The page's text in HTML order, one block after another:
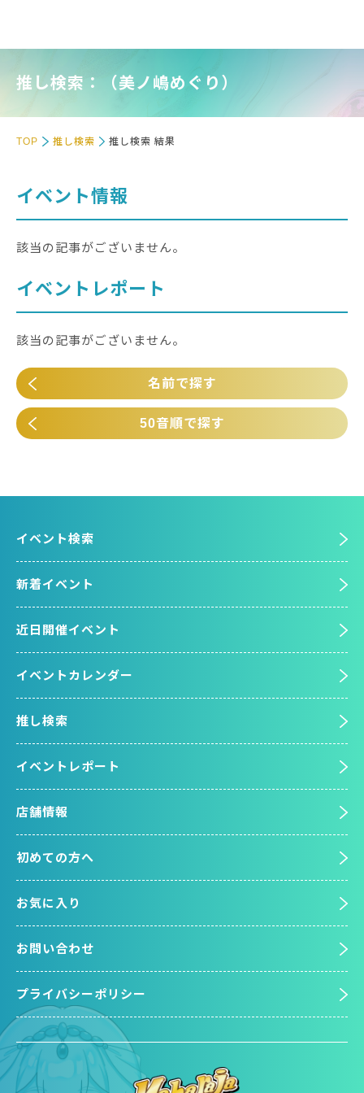
推し検索：（美ノ嶋めぐり）
TOP 推し検索 推し検索 結果
イベント情報
該当の記事がございません。
イベントレポート
該当の記事がございません。
名前で探す
50音順で探す
イベント検索
新着イベント
近日開催イベント
イベントカレンダー
推し検索
イベントレポート
店舗情報
初めての方へ
お気に入り
お問い合わせ
プライバシーポリシー